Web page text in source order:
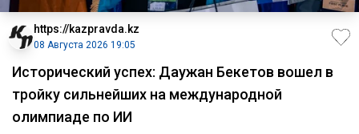
https://kazpravda.kz
08 Августа 2026 19:05
Исторический успех: Даужан Бекетов вошел в
тройку сильнейших на международной
олимпиаде по ИИ